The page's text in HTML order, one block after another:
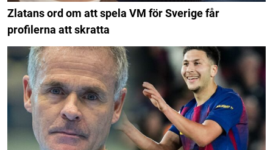
Zlatans ord om att spela VM för Sverige får
profilerna att skratta